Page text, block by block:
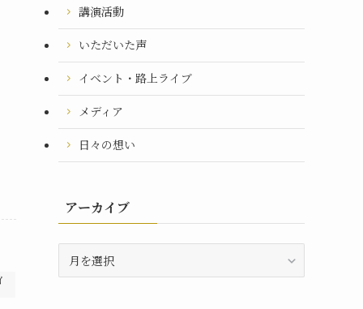
講演活動
いただいた声
イベント・路上ライブ
メディア
日々の想い
アーカイブ